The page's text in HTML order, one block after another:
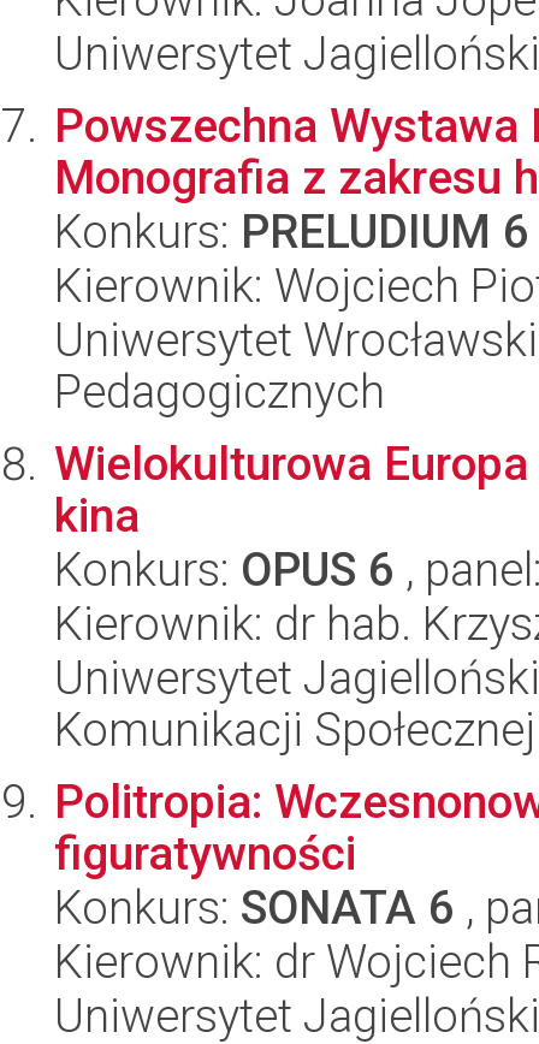
Uniwersytet
Powszechna
Monografia z zakresu
Konkurs: PRELUDIUM 6
Kierownik: Wojciech
Uniwersytet
Pedagogicznych
Wielokulturowa
kina
Konkurs: OPUS 6 ,
Kierownik: dr hab.
Uniwersytet
Komunikacji Społecznej
Politropia:
figuratywności
Konkurs: SONATA 6 ,
Kierownik: dr Wojciech
Uniwersytet